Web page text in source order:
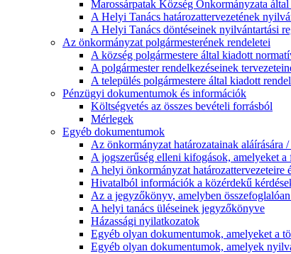
Marossárpatak Község Önkormányzata
A Helyi Tanács határozattervezetének
A Helyi Tanács döntéseinek nyilvántartási
Az önkormányzat polgármesterének rendeletei
A község polgármestere által kiadott
A polgármester rendelkezéseinek
A település polgármestere által kiadott
Pénzügyi dokumentumok és információk
Költségvetés az összes bevételi forrásból
Mérlegek
Egyéb dokumentumok
Az önkormányzat határozatainak aláírására
A jogszerűség elleni kifogások, amelyeket a
A helyi önkormányzat határozattervezeteire
Hivatalból információk a közérdekű
Az a jegyzőkönyv, amelyben
A helyi tanács üléseinek jegyzőkönyve
Házassági nyilatkozatok
Egyéb olyan dokumentumok, amelyeket a
Egyéb olyan dokumentumok, amelyek